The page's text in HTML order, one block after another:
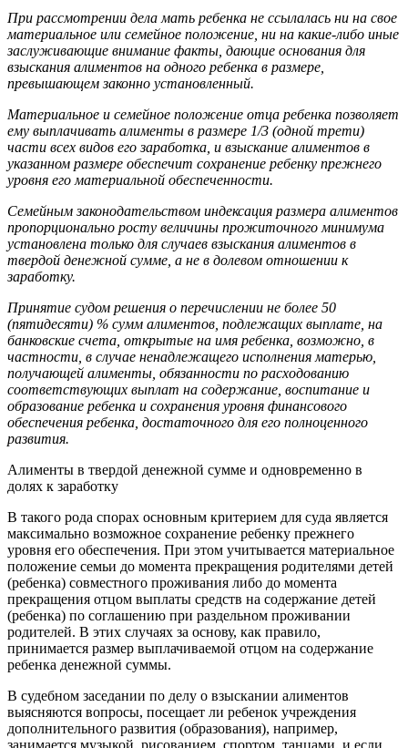
При рассмотрении дела мать ребенка не ссылалась ни на свое
материальное или семейное положение, ни на какие-либо иные
заслуживающие внимание факты, дающие основания для
взыскания алиментов на одного ребенка в размере,
превышающем законно установленный.
Материальное и семейное положение отца ребенка позволяет
ему выплачивать алименты в размере 1/3 (одной трети)
части всех видов его заработка, и взыскание алиментов в
указанном размере обеспечит сохранение ребенку прежнего
уровня его материальной обеспеченности.
Семейным законодательством индексация размера алиментов
пропорционально росту величины прожиточного минимума
установлена только для случаев взыскания алиментов в
твердой денежной сумме, а не в долевом отношении к
заработку.
Принятие судом решения о перечислении не более 50
(пятидесяти) % сумм алиментов, подлежащих выплате, на
банковские счета, открытые на имя ребенка, возможно, в
частности, в случае ненадлежащего исполнения матерью,
получающей алименты, обязанности по расходованию
соответствующих выплат на содержание, воспитание и
образование ребенка и сохранения уровня финансового
обеспечения ребенка, достаточного для его полноценного
развития.
Алименты в твердой денежной сумме и одновременно в
долях к заработку
В такого рода спорах основным критерием для суда является
максимально возможное сохранение ребенку прежнего
уровня его обеспечения. При этом учитывается материальное
положение семьи до момента прекращения родителями детей
(ребенка) совместного проживания либо до момента
прекращения отцом выплаты средств на содержание детей
(ребенка) по соглашению при раздельном проживании
родителей. В этих случаях за основу, как правило,
принимается размер выплачиваемой отцом на содержание
ребенка денежной суммы.
В судебном заседании по делу о взыскании алиментов
выясняются вопросы, посещает ли ребенок учреждения
дополнительного развития (образования), например,
занимается музыкой, рисованием, спортом, танцами, и если